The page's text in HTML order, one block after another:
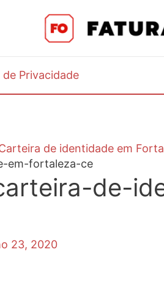
de Privacidade
de identidade em
em-fortaleza-ce
de-
23, 2020